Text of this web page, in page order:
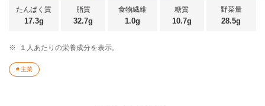
たんぱく質
17.3g
脂質
32.7g
食物繊維
1.0g
糖質
10.7g
野菜量
28.5g
※ １人あたりの栄養成分を表示。
主菜